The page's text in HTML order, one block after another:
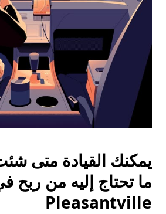
التقويم.
يمكنك القيادة متى
ما تحتاج إليه من ربح
Pleasantville